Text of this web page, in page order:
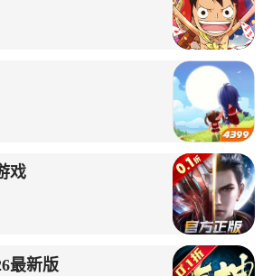
戏
最新版